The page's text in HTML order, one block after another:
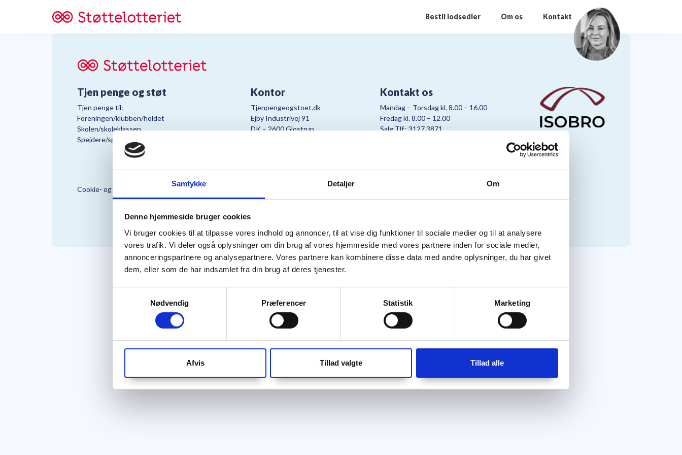
Samtykke Detaljer Om
Denne hjemmeside bruger cookies
Vi bruger cookies til at tilpasse vores indhold og annoncer, til at vise dig funktioner til sociale medier og til at analysere
vores trafik. Vi deler også oplysninger om din brug af vores hjemmeside med vores partnere inden for sociale medier,
annonceringspartnere og analysepartnere. Vores partnere kan kombinere disse data med andre oplysninger, du har givet
dem, eller som de har indsamlet fra din brug af deres tjenester.
Nødvendig
Præferencer Statistik Marketing
Afvis Tillad valgte Tillad alle
Bestil lodsedler Om os Kontakt
Tjen penge og støt
Tjen penge til:
Foreningen/klubben/holdet
Skolen/skoleklassen
Spejdere/spejdergruppen/FDF’ere, m.fl.
Kontor
Tjenpengeogstoet.dk
Ejby Industrivej 91
DK – 2600 Glostrup
Kontakt os
Mandag – Torsdag kl. 8.00 – 16.00
Fredag kl. 8.00 – 12.00
Salg Tlf.: 3127 3871
Cookie- og Persondatapolitik